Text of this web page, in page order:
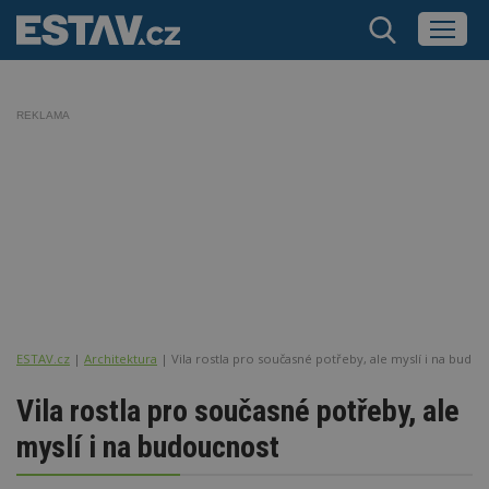
REKLAMA
ESTAV.cz Architektura Vila rostla pro současné potřeby, ale myslí i na
Vila rostla pro současné potřeby, ale
myslí i na budoucnost